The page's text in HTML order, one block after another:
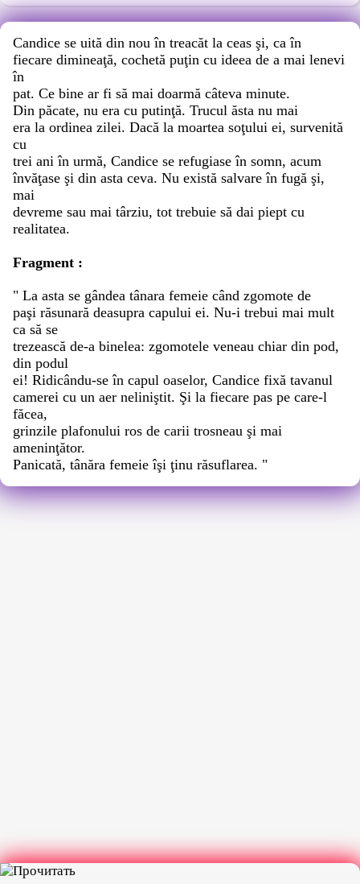
Candice se uită din nou în treacăt la ceas şi, ca în
fiecare dimineaţă, cochetă puţin cu ideea de a mai lenevi
în
pat. Ce bine ar fi să mai doarmă câteva minute.
Din păcate, nu era cu putinţă. Trucul ăsta nu mai
era la ordinea zilei. Dacă la moartea soţului ei, survenită
cu
trei ani în urmă, Candice se refugiase în somn, acum
învăţase şi din asta ceva. Nu există salvare în fugă şi,
mai
devreme sau mai târziu, tot trebuie să dai piept cu
realitatea.
Fragment :
" La asta se gândea tânara femeie când zgomote de
paşi răsunară deasupra capului ei. Nu-i trebui mai mult
ca să se
trezească de-a binelea: zgomotele veneau chiar din pod,
din podul
ei! Ridicându-se în capul oaselor, Candice fixă tavanul
camerei cu un aer neliniştit. Şi la fiecare pas pe care-l
făcea,
grinzile plafonului ros de carii trosneau şi mai
ameninţător.
Panicată, tânăra femeie îşi ţinu răsuflarea. "